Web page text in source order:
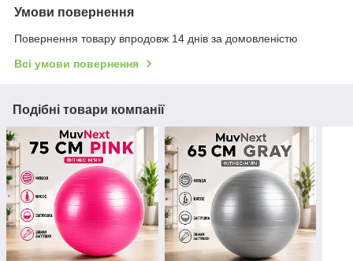
Умови повернення
Повернення товару впродовж 14 днів за домовленістю
Всі умови повернення
Подібні товари компанії